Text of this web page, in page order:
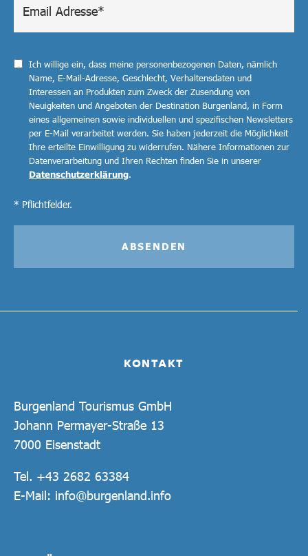
KONTAKT
Burgenland Tourismus GmbH
Johann Permayer-Straße 13
7000 Eisenstadt
Tel. +43 2682 63384
E-Mail: info@burgenland.info
Ich willige ein, dass meine personenbezogenen Daten, nämlich
Name, E-Mail-Adresse, Geschlecht, Verhaltensdaten und
Interessen an Produkten zum Zweck der Zusendung von
Neuigkeiten und Angeboten der Destination Burgenland, in Form
eines allgemeinen sowie individuellen und spezifischen Newsletters
per E-Mail verarbeitet werden. Sie haben jederzeit die Möglichkeit
Ihre erteilte Einwilligung zu widerrufen. Nähere Informationen zur
Datenverarbeitung und Ihren Rechten finden Sie in unserer
Datenschutzerklärung.
* Pflichtfelder.
ABSENDEN